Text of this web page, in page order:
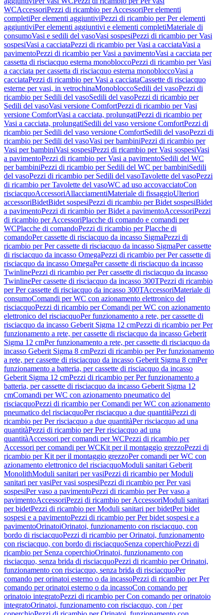
WCAccessoriPezzi di ricambio per AccessoriPer elementi
completiPer elementi aggiuntiviPezzi di ricambio per Per elementi
aggiuntiviPer elementi aggiuntivi e elementi completiMateriale di
consumoVasi e sedili del vasoVasi sospesiPezzi di ricambio per Vasi
sospesiVasi a cacciataPezzi di ricambio per Vasi a cacciataVasi a
pavimentoPezzi di ricambio per Vasi a pavimentoVasi a cacciata per
cassetta di risciacquo esterna monobloccoPezzi di ricambio per Vasi
a cacciata per cassetta di risciacquo esterna monobloccoVasi a
cacciataPezzi di ricambio per Vasi a cacciataCassette di risciacquo
esterne per vasi, in vetrochinaMonobloccoSedili del vasoPezzi di
ricambio per Sedili del vasoSedili del vasoPezzi di ricambio per
Sedili del vasoVasi versione ComfortPezzi di ricambio per Vasi
versione ComfortVasi a cacciata, prolungatiPezzi di ricambio per
Vasi a cacciata, prolungatiSedili del vaso versione ComfortPezzi di
ricambio per Sedili del vaso versione ComfortSedili del vasoPezzi di
ricambio per Sedili del vasoVasi per bambiniPezzi di ricambio per
Vasi per bambiniVasi sospesiPezzi di ricambio per Vasi sospesiVasi
a pavimentoPezzi di ricambio per Vasi a pavimentoSedili del WC
per bambiniPezzi di ricambio per Sedili del WC per bambiniSedili
del vasoPezzi di ricambio per Sedili del vasoTavolette del vasoPezzi
di ricambio per Tavolette del vasoWC ad uso accovacciatoCon
risciacquoAccessoriAllacciamentiMateriale di fissaggioUlteriori
accessoriBidetBidet sospesiPezzi di ricambio per Bidet sospesiBidet
a pavimentoPezzi di ricambio per Bidet a pavimentoAccessoriPezzi
di ricambio per AccessoriPlacche di comando e comandi per
WCPlacche di comandoPezzi di ricambio per Placche di
comandoPer cassette di risciacquo da incasso SigmaPezzi di
ricambio per Per cassette di risciacquo da incasso SigmaPer cassette
di risciacquo da incasso OmegaPezzi di ricambio per Per cassette di
risciacquo da incasso OmegaPer cassette di risciacquo da incasso
TwinlinePezzi di ricambio per Per cassette di risciacquo da incasso
TwinlinePer cassette di risciacquo da incasso 300TPezzi di ricambio
per Per cassette di risciacquo da incasso 300TAccessoriMateriale di
consumoComandi per WC con azionamento elettronico del
risciacquoPezzi di ricambio per Comandi per WC con azionamento
elettronico del risciacquoPer funzionamento a rete, per cassette di
risciacquo da incasso Geberit Sigma 12 cmPezzi di ricambio per Per
funzionamento a rete, per cassette di risciacquo da incasso Geberit
Sigma 12 cmPer funzionamento a rete, per cassette di risciacquo da
incasso Geberit Sigma 8 cmPezzi di ricambio per Per funzionamento
a rete, per cassette di risciacquo da incasso Geberit Sigma 8 cmPer
funzionamento a batteria, per cassette di risciacquo da incasso
Geberit Sigma 12 cmPezzi di ricambio per Per funzionamento a
batteria, per cassette di risciacquo da incasso Geberit Sigma 12
cmComandi per WC con azionamento pneumatico del
risciacquoPezzi di ricambio per Comandi per WC con azionamento
pneumatico del risciacquoPer risciacquo a due quantitàPezzi di
ricambio per Per risciacquo a due quantitàPer risciacquo ad una
quantitàPezzi di ricambio per Per risciacquo ad una
quantitàAccessori per comandi per WCPezzi di ricambio per
Accessori per comandi per WCKit per il montaggio grezzoPezzi di
ricambio per Kit per il montaggio grezzoPer comandi per WC con
azionamento elettronico del risciacquoModuli sanitari Geberit
MonolithModuli sanitari per vasiPezzi di ricambio per Moduli
sanitari per vasiPer vasi sospesiPezzi di ricambio per Per vasi
sospesiPer vaso a pavimentoPezzi di ricambio per Per vaso a
pavimentoAccessoriPezzi di ricambio per AccessoriModuli sanitari
per bidetPezzi di ricambio per Moduli sanitari per bidetPer bidet
sospesi e a pavimentoPezzi di ricambio per Per bidet sospesi e a
pavimentoOrinatoiOrinatoi, funzionamento con risciacquo, con
bordo di risciacquoPezzi di ricambio per Orinatoi, funzionamento
con risciacquo, con bordo di risciacquoSenza coperchioPezzi di
ricambio per Senza coperchioOrinatoi, funzionamento con
risciacquo, senza brida di risciacquoPezzi di ricambio per Orinatoi,
funzionamento con risciacquo, senza brida di risciacquoPer
comando per orinatoi esterno o da incassoPezzi di ricambio per Per
comando per orinatoi esterno o da incassoCon comando per
orinatoio integratoPezzi di ricambio per Con comando per orinatoio
integratoOrinatoi, funzionamento con risciacquo, con / per